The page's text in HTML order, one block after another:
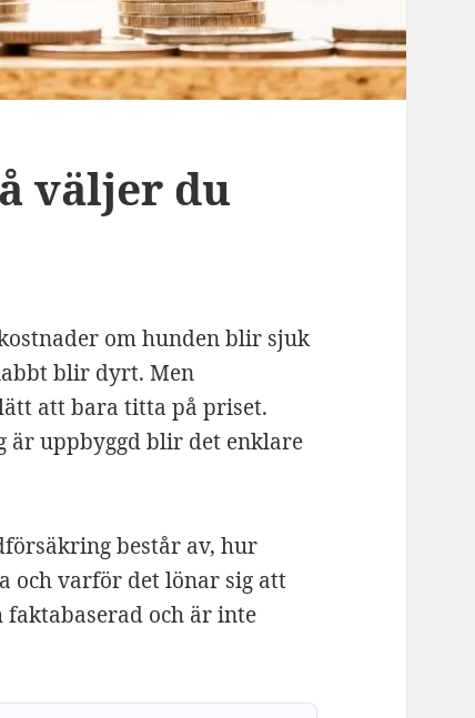
väljer du
om hunden blir sjuk
blir dyrt. Men
att bara titta på priset.
är uppbyggd blir det enklare
består av, hur
och varför det lönar sig att
och är inte